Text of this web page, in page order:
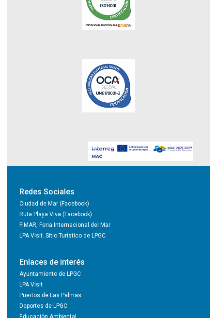
Redes Sociales
Ciudad de Mar (Facebook)
Ruta Playa Viva (Facebook)
FIMAR, Feria Internacional del Mar
LPA Visit. Sitio Turístico de LPGC
Enlaces de interés
Ayuntamiento de LPGC
LPA Visit
Puertos de Las Palmas
Deportes de LPGC
Educación Ambiental